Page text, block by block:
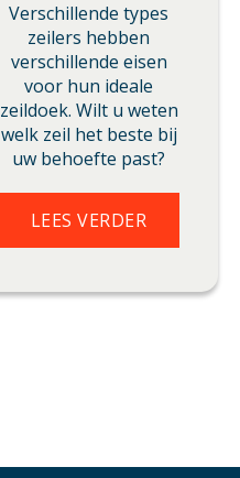
Verschillende types
zeilers hebben
verschillende eisen
voor hun ideale
zeildoek. Wilt u weten
welk zeil het beste bij
uw behoefte past?
LEES VERDER